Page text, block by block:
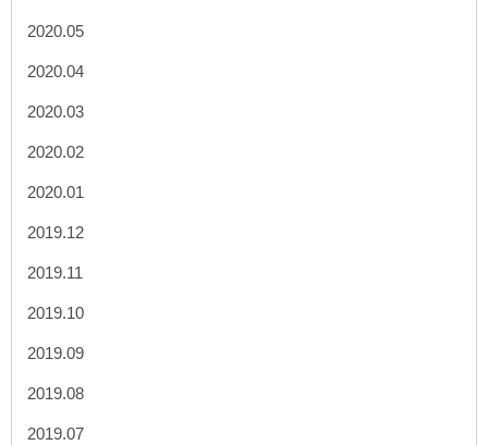
2020.05
2020.04
2020.03
2020.02
2020.01
2019.12
2019.11
2019.10
2019.09
2019.08
2019.07